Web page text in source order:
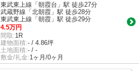
東武東上線「朝霞台」駅 徒歩27分
武蔵野線「北朝霞」駅 徒歩28分
東武東上線「朝霞」駅 徒歩29分
4.5万円
間取:1R
建物面積:- / 4.86坪
土地面積:- / -
敷金/礼金:1ヶ月/0ヶ月